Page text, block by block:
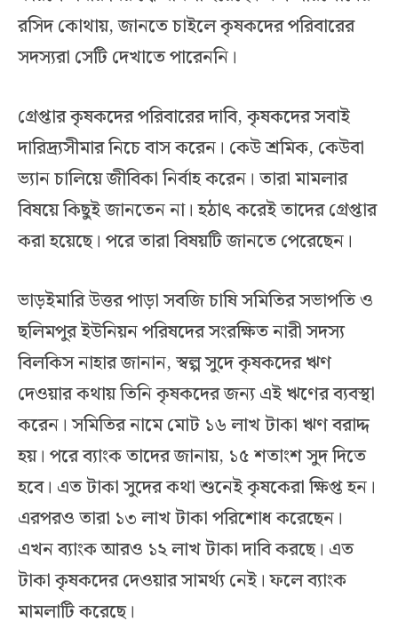
রসিদ কোথায়, জানতে চাইলে কৃষকদের পরিবারের
সদস্যরা সেটি দেখাতে পারেননি।
গ্রেপ্তার কৃষকদের পরিবারের দাবি, কৃষকদের সবাই
দারিদ্র্যসীমার নিচে বাস করেন। কেউ শ্রমিক, কেউবা
ভ্যান চালিয়ে জীবিকা নির্বাহ করেন। তারা মামলার
বিষয়ে কিছুই জানতেন না। হঠাৎ করেই তাদের গ্রেপ্তার
করা হয়েছে। পরে তারা বিষয়টি জানতে পেরেছেন।
ভাড়ইমারি উত্তর পাড়া সবজি চাষি সমিতির সভাপতি ও
ছলিমপুর ইউনিয়ন পরিষদের সংরক্ষিত নারী সদস্য
বিলকিস নাহার জানান, স্বল্প সুদে কৃষকদের ঋণ
দেওয়ার কথায় তিনি কৃষকদের জন্য এই ঋণের ব্যবস্থা
করেন। সমিতির নামে মোট ১৬ লাখ টাকা ঋণ বরাদ্দ
হয়। পরে ব্যাংক তাদের জানায়, ১৫ শতাংশ সুদ দিতে
হবে। এত টাকা সুদের কথা শুনেই কৃষকেরা ক্ষিপ্ত হন।
এরপরও তারা ১৩ লাখ টাকা পরিশোধ করেছেন।
এখন ব্যাংক আরও ১২ লাখ টাকা দাবি করছে। এত
টাকা কৃষকদের দেওয়ার সামর্থ্য নেই। ফলে ব্যাংক
মামলাটি করেছে।